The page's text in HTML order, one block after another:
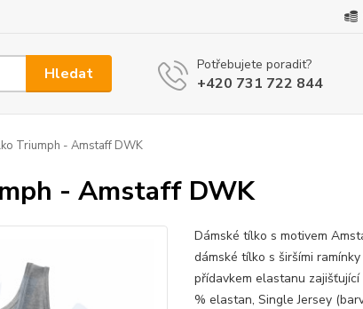
Hledat Potřebujete poradit?
+420 731 722 844
Triumph - Amstaff DWK
- Amstaff DWK
Dámské tílko s motivem
dámské tílko s širšími
přídavkem elastanu
% elastan, Single Jersey